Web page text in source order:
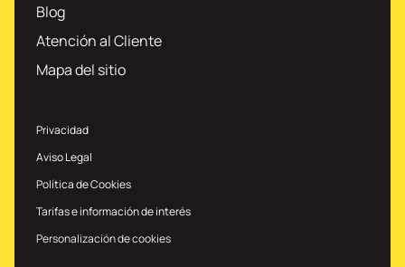
Blog
Atención al Cliente
Mapa del sitio
Privacidad
Aviso Legal
Política de Cookies
Tarifas e información de interés
Personalización de cookies